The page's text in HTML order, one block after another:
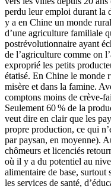
perdu leur emploi durant la
y a en Chine un monde
d’une agriculture familiale
postrévolutionnaire ayant
de l’agriculture comme on
exproprié les petits
étatisé. En Chine le monde
misère et dans la famine.
comptons moins de crève-
Seulement 60 % de la
veut dire en clair que les
propre production, ce qui
par paysan, en moyenne).
chômeurs et licenciés
où il y a du potentiel au
alimentaire de base, surtout
les services de santé,